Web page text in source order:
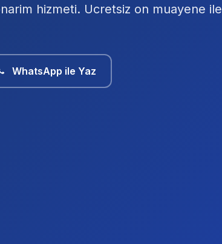
hizmeti. Ucretsiz on muayene ile
WhatsApp ile Yaz